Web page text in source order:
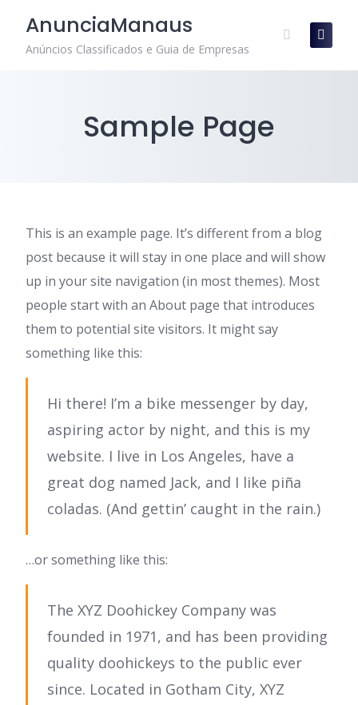
content
AnunciaManaus
Anúncios Classificados e Guia de Empresas
Sample Page
This is an example page. It’s different from a blog
post because it will stay in one place and will show
up in your site navigation (in most themes). Most
people start with an About page that introduces
them to potential site visitors. It might say
something like this:
Hi there! I’m a bike messenger by day,
aspiring actor by night, and this is my
website. I live in Los Angeles, have a
great dog named Jack, and I like piña
coladas. (And gettin’ caught in the rain.)
…or something like this:
The XYZ Doohickey Company was
founded in 1971, and has been providing
quality doohickeys to the public ever
since. Located in Gotham City, XYZ